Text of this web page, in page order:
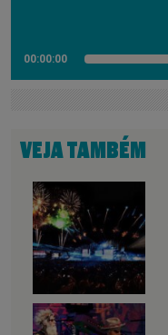
00:00:00
VEJA TAMBÉM